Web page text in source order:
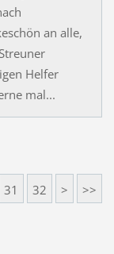
an alle,
Helfer
mal...
31 32 > >>